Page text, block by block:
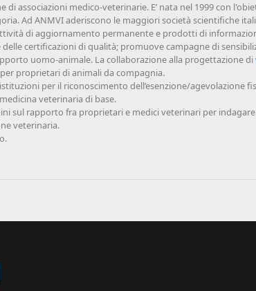
di associazioni medico-veterinarie. E’ nata nel 1999 con
Ad ANMVI aderiscono le maggiori società scientifiche
di aggiornamento permanente e prodotti di
certificazioni di qualità; promuove campagne di
uomo-animale. La collaborazione alla progettazione di
proprietari di animali da compagnia.
per il riconoscimento dell’esenzione/agevolazione
veterinaria di base.
sul rapporto fra proprietari e medici veterinari per
veterinaria.